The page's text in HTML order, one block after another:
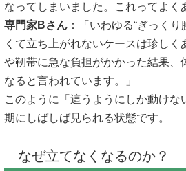
なってしまいました。これってよく
専門家Bさん ：「いわゆる“ぎっく
くて立ち上がれないケースは珍しく
や靭帯に急な負担がかかった結果、
なると言われています。」
このように「這うようにしか動けな
期にしばしば見られる状態です。
なぜ立てなくなるのか？